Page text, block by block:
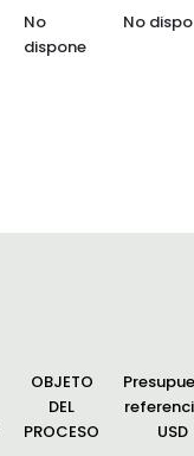
No
dispone
No
OBJETO
DEL
PROCESO
USD